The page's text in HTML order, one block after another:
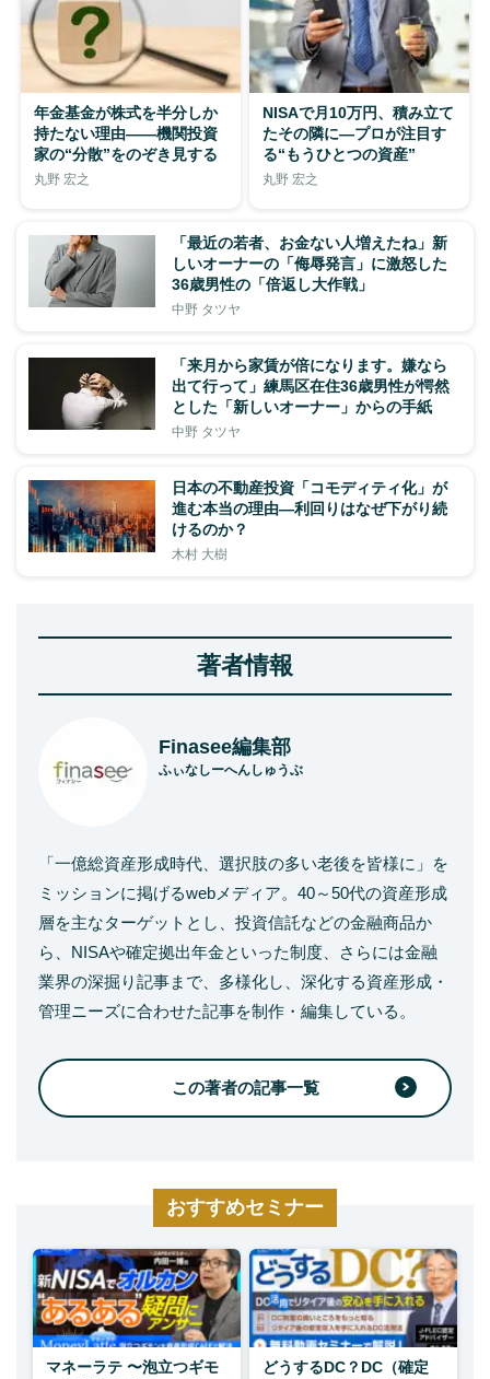
年金基金が株式を半分しか
持たない理由——機関投資
家の“分散”をのぞき見する
丸野 宏之
NISAで月10万円、積み立て
たその隣に—プロが注目す
る“もうひとつの資産”
丸野 宏之
「最近の若者、お金ない人増えたね」新
しいオーナーの「侮辱発言」に激怒した
36歳男性の「倍返し大作戦」
中野 タツヤ
「来月から家賃が倍になります。嫌なら
出て行って」練馬区在住36歳男性が愕然
とした「新しいオーナー」からの手紙
中野 タツヤ
日本の不動産投資「コモディティ化」が
進む本当の理由―利回りはなぜ下がり続
けるのか？
木村 大樹
著者情報
Finasee編集部
ふぃなしーへんしゅうぶ
「一億総資産形成時代、選択肢の多い老後を皆様に」を
ミッションに掲げるwebメディア。40～50代の資産形成
層を主なターゲットとし、投資信託などの金融商品か
ら、NISAや確定拠出年金といった制度、さらには金融
業界の深掘り記事まで、多様化し、深化する資産形成・
管理ニーズに合わせた記事を制作・編集している。
この著者の記事一覧
おすすめセミナー
マネーラテ 〜泡立つギモ
どうするDC？DC（確定